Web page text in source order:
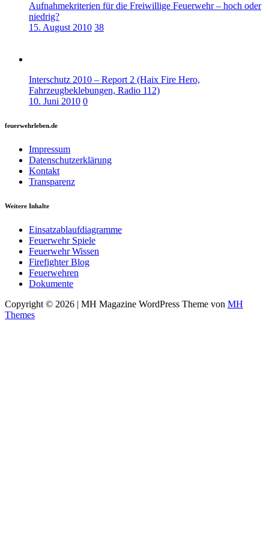
Aufnahmekriterien für die Freiwillige Feuerwehr – hoch oder
niedrig?
15. August 2010 38
Interschutz 2010 – Report 2 (Haix Fire Hero,
Fahrzeugbeklebungen, Radio 112)
10. Juni 2010 0
feuerwehrleben.de
Impressum
Datenschutzerklärung
Kontakt
Transparenz
Weitere Inhalte
Einsatzablaufdiagramme
Feuerwehr Spiele
Feuerwehr Wissen
Firefighter Blog
Feuerwehren
Dokumente
Copyright © 2026 | MH Magazine WordPress Theme von MH
Themes